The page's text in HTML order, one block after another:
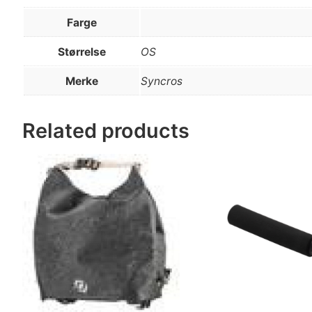
Farge
Størrelse OS
Merke Syncros
Related products